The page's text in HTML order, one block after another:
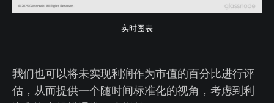
实时图表
我们也可以将未实现利润作为市值的百分比进行评
估，从而提供一个随时间标准化的视角，考虑到利